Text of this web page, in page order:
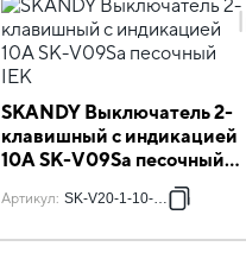
SKANDY Выключатель 2-
клавишный с индикацией
10А SK-V09Sa песочный
Артикул: SK-V20-1-10-K98